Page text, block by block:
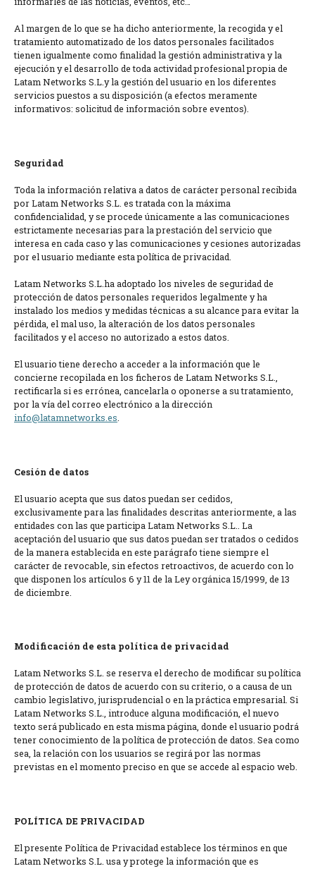
Al margen de lo que se ha dicho anteriormente, la recogida y el
tratamiento automatizado de los datos personales facilitados
tienen igualmente como finalidad la gestión administrativa y la
ejecución y el desarrollo de toda actividad profesional propia de
Latam Networks S.L.y la gestión del usuario en los diferentes
servicios puestos a su disposición (a efectos meramente
informativos: solicitud de información sobre eventos).
Seguridad
Toda la información relativa a datos de carácter personal recibida
por Latam Networks S.L. es tratada con la máxima
confidencialidad, y se procede únicamente a las comunicaciones
estrictamente necesarias para la prestación del servicio que
interesa en cada caso y las comunicaciones y cesiones autorizadas
por el usuario mediante esta política de privacidad.
Latam Networks S.L.ha adoptado los niveles de seguridad de
protección de datos personales requeridos legalmente y ha
instalado los medios y medidas técnicas a su alcance para evitar la
pérdida, el mal uso, la alteración de los datos personales
facilitados y el acceso no autorizado a estos datos.
El usuario tiene derecho a acceder a la información que le
concierne recopilada en los ficheros de Latam Networks S.L.,
rectificarla si es errónea, cancelarla o oponerse a su tratamiento,
por la vía del correo electrónico a la dirección
info@latamnetworks.es
Cesión de datos
El usuario acepta que sus datos puedan ser cedidos,
exclusivamente para las finalidades descritas anteriormente, a las
entidades con las que participa Latam Networks S.L.. La
aceptación del usuario que sus datos puedan ser tratados o cedidos
de la manera establecida en este parágrafo tiene siempre el
carácter de revocable, sin efectos retroactivos, de acuerdo con lo
que disponen los artículos 6 y 11 de la Ley orgánica 15/1999, de 13
de diciembre.
Modificación de esta política de privacidad
Latam Networks S.L. se reserva el derecho de modificar su política
de protección de datos de acuerdo con su criterio, o a causa de un
cambio legislativo, jurisprudencial o en la práctica empresarial. Si
Latam Networks S.L., introduce alguna modificación, el nuevo
texto será publicado en esta misma página, donde el usuario podrá
tener conocimiento de la política de protección de datos. Sea como
sea, la relación con los usuarios se regirá por las normas
previstas en el momento preciso en que se accede al espacio web.
POLÍTICA DE PRIVACIDAD
El presente Política de Privacidad establece los términos en que
Latam Networks S.L. usa y protege la información que es